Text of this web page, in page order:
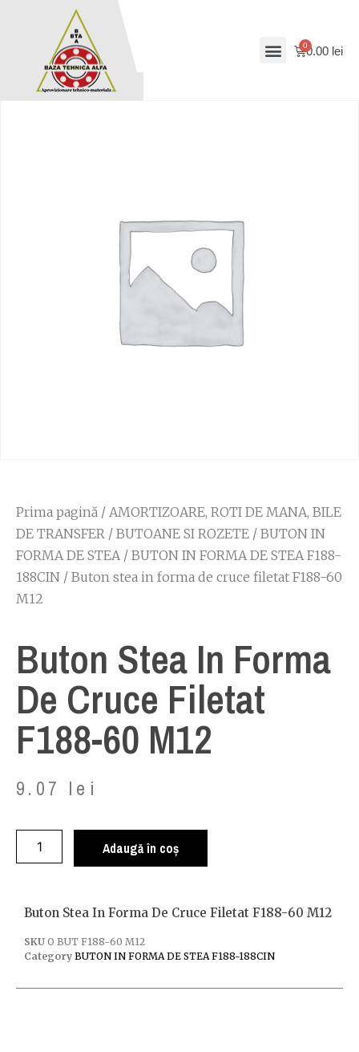
0.00 lei
Prima pagină / AMORTIZOARE, ROTI DE MANA, BILE
DE TRANSFER / BUTOANE SI ROZETE / BUTON IN
FORMA DE STEA/ BUTON IN FORMA DE STEA F188-
188CIN / Buton stea in forma de cruce filetat F188-60
M12
Buton Stea In Forma
De Cruce Filetat
F188-60 M12
9.07 lei
Adaugă în coș
Buton Stea In Forma De Cruce Filetat F188-60 M12
SKU O BUT F188-60 M12
Category BUTON IN FORMA DE STEA F188-188CIN